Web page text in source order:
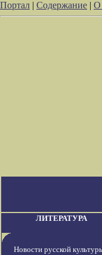
Портал | Содержание | О
ЛИТЕРАТУРА
Новости русской